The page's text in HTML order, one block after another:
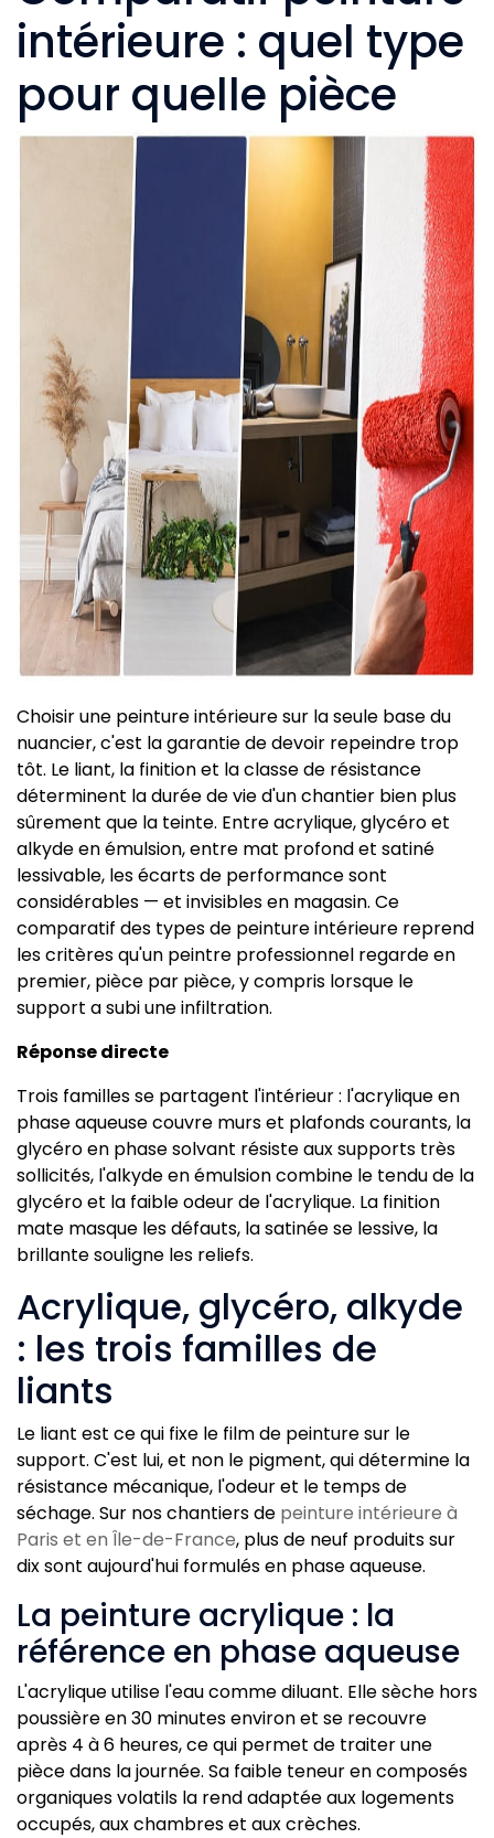
intérieure : quel type
pour quelle pièce
Choisir une peinture intérieure sur la seule base du
nuancier, c'est la garantie de devoir repeindre trop
tôt. Le liant, la finition et la classe de résistance
déterminent la durée de vie d'un chantier bien plus
sûrement que la teinte. Entre acrylique, glycéro et
alkyde en émulsion, entre mat profond et satiné
lessivable, les écarts de performance sont
considérables — et invisibles en magasin. Ce
comparatif des types de peinture intérieure reprend
les critères qu'un peintre professionnel regarde en
premier, pièce par pièce, y compris lorsque le
support a subi une infiltration.
Réponse directe
Trois familles se partagent l'intérieur : l'acrylique en
phase aqueuse couvre murs et plafonds courants, la
glycéro en phase solvant résiste aux supports très
sollicités, l'alkyde en émulsion combine le tendu de la
glycéro et la faible odeur de l'acrylique. La finition
mate masque les défauts, la satinée se lessive, la
brillante souligne les reliefs.
Acrylique, glycéro, alkyde
: les trois familles de
liants
Le liant est ce qui fixe le film de peinture sur le
support. C'est lui, et non le pigment, qui détermine la
résistance mécanique, l'odeur et le temps de
séchage. Sur nos chantiers de peinture intérieure à
Paris et en Île-de-France, plus de neuf produits sur
dix sont aujourd'hui formulés en phase aqueuse.
La peinture acrylique : la
référence en phase aqueuse
L'acrylique utilise l'eau comme diluant. Elle sèche hors
poussière en 30 minutes environ et se recouvre
après 4 à 6 heures, ce qui permet de traiter une
pièce dans la journée. Sa faible teneur en composés
organiques volatils la rend adaptée aux logements
occupés, aux chambres et aux crèches.